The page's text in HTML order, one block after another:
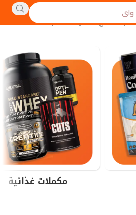
“صمغ اكاسيا القاهرة”
مكملات غذائية